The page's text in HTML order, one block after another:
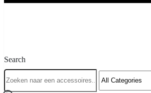
Search